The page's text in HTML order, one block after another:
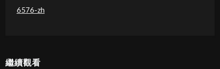
6576-zh
繼續觀看